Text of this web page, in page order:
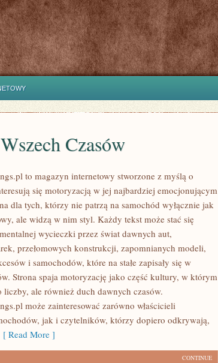
Czasów
to magazyn internetowy stworzone z myślą o
się motoryzacją w jej najbardziej emocjonującym
dla tych, którzy nie patrzą na samochód wyłącznie jak
ale widzą w nim styl. Każdy tekst może stać się
wycieczki przez świat dawnych aut,
przełomowych konstrukcji, zapomnianych modeli,
i samochodów, które na stałe zapisały się w
Strona spaja motoryzację jako część kultury, w którym
ale również duch dawnych czasów.
może zainteresować zarówno właścicieli
jak i czytelników, którzy dopiero odkrywają,
[ Read More ]
CONTINUE